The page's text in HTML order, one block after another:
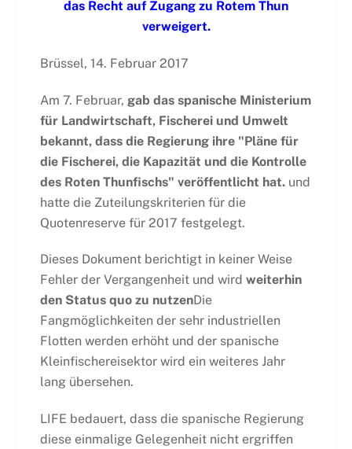
das Recht auf Zugang zu Rotem Thun
verweigert.
Brüssel, 14. Februar 2017
Am 7. Februar, gab das spanische Ministerium
für Landwirtschaft, Fischerei und Umwelt
bekannt, dass die Regierung ihre "Pläne für
die Fischerei, die Kapazität und die Kontrolle
des Roten Thunfischs" veröffentlicht hat.und
hatte die Zuteilungskriterien für die
Quotenreserve für 2017 festgelegt.
Dieses Dokument berichtigt in keiner Weise
Fehler der Vergangenheit und wird weiterhin
den Status quo zu nutzenDie
Fangmöglichkeiten der sehr industriellen
Flotten werden erhöht und der spanische
Kleinfischereisektor wird ein weiteres Jahr
lang übersehen.
LIFE bedauert, dass die spanische Regierung
diese einmalige Gelegenheit nicht ergriffen